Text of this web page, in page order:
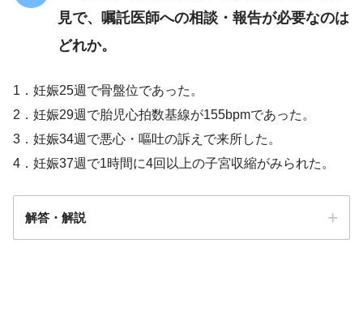
見で、嘱託医師への相談・報告が必要なのは
どれか。
1．妊娠25週で骨盤位であった。
2．妊娠29週で胎児心拍数基線が155bpmであった。
3．妊娠34週で悪心・嘔吐の訴えで来所した。
4．妊娠37週で1時間に4回以上の子宮収縮がみられた。
解答・解説